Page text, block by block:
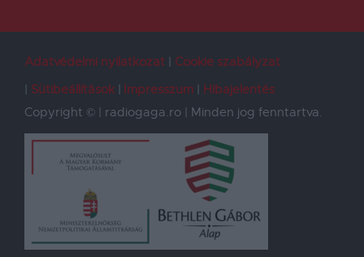
Adatvédelmi nyilatkozat
Cookie szabályzat
Sütibeállítások
Impresszum
Hibajelentés
Copyright © | radiogaga.ro | Minden jog fenntartva.